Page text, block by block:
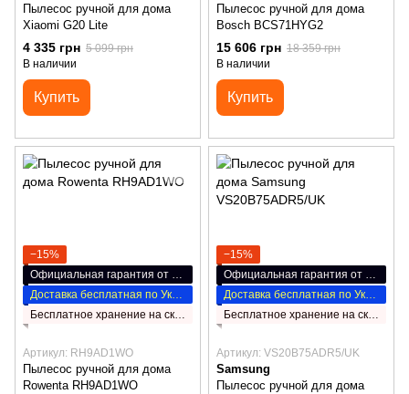
Пылесос ручной для дома
Xiaomi G20 Lite
4 335 грн 5 099 грн
В наличии
Купить
Пылесос ручной для дома
Bosch BCS71HYG2
15 606 грн 18 359 грн
В наличии
Купить
−15%
Официальная гарантия от производителя
Доставка бесплатная по Украине
Бесплатное хранение на складе НП
Артикул: RH9AD1WO
Пылесос ручной для дома
Rowenta RH9AD1WO
−15%
Официальная гарантия от производителя
Доставка бесплатная по Украине
Бесплатное хранение на складе НП
Артикул: VS20B75ADR5/UK
Samsung
Пылесос ручной для дома